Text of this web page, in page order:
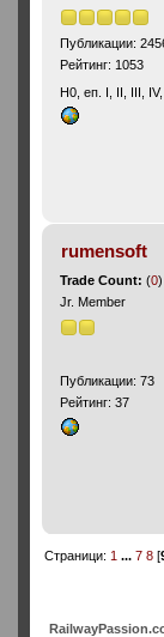
Публикации:
Рейтинг: 1053
H0, еп. I, II, III,
rumensoft
Trade Count:(0)
Jr. Member
Публикации: 73
Рейтинг: 37
Страници: 1 ... 7 8[